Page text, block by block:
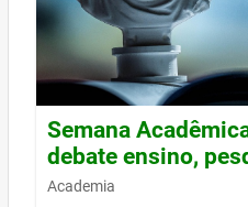
Semana
debate ensino,
Academia